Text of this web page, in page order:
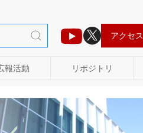
アクセス
報活動 リポジトリ